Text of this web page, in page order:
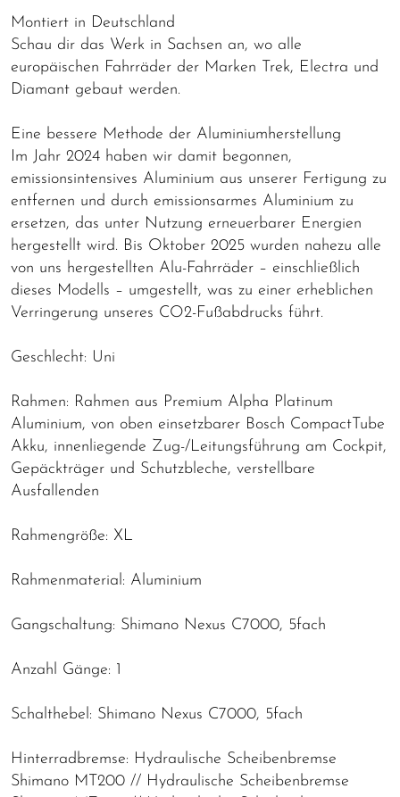
Montiert in Deutschland
Schau dir das Werk in Sachsen an, wo alle
europäischen Fahrräder der Marken Trek, Electra und
Diamant gebaut werden.
Eine bessere Methode der Aluminiumherstellung
Im Jahr 2024 haben wir damit begonnen,
emissionsintensives Aluminium aus unserer Fertigung zu
entfernen und durch emissionsarmes Aluminium zu
ersetzen, das unter Nutzung erneuerbarer Energien
hergestellt wird. Bis Oktober 2025 wurden nahezu alle
von uns hergestellten Alu-Fahrräder – einschließlich
dieses Modells – umgestellt, was zu einer erheblichen
Verringerung unseres CO2-Fußabdrucks führt.
Geschlecht: Uni
Rahmen: Rahmen aus Premium Alpha Platinum
Aluminium, von oben einsetzbarer Bosch CompactTube
Akku, innenliegende Zug-/Leitungsführung am Cockpit,
Gepäckträger und Schutzbleche, verstellbare
Ausfallenden
Rahmengröße: XL
Rahmenmaterial: Aluminium
Gangschaltung: Shimano Nexus C7000, 5fach
Anzahl Gänge: 1
Schalthebel: Shimano Nexus C7000, 5fach
Hinterradbremse: Hydraulische Scheibenbremse
Shimano MT200 // Hydraulische Scheibenbremse